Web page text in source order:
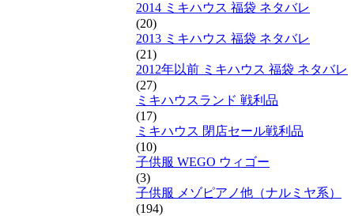
2014 ミキハウス 福袋 ネタバレ
(20)
2013 ミキハウス 福袋 ネタバレ
(21)
2012年以前 ミキハウス 福袋 ネタバレ
(27)
ミキハウスランド 戦利品
(17)
ミキハウス 閉店セール戦利品
(10)
子供服 WEGO ウィゴー
(3)
子供服 メゾピアノ他（ナルミヤ系）
(194)